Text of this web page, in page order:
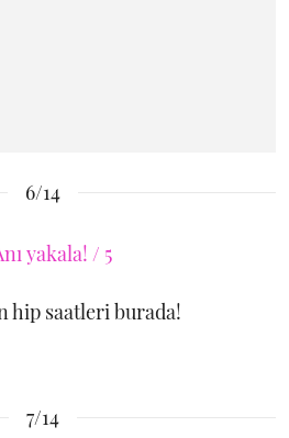
6/14
hip saatleri burada!
7/14